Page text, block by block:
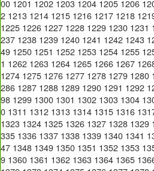
00 1201 1202 1203 1204 1205 1206
2 1213 1214 1215 1216 1217 1218
1225 1226 1227 1228 1229 1230 1231
237 1238 1239 1240 1241 1242 1243
49 1250 1251 1252 1253 1254 1255
1 1262 1263 1264 1265 1266 1267
1274 1275 1276 1277 1278 1279 1280
286 1287 1288 1289 1290 1291 1292
98 1299 1300 1301 1302 1303 1304
0 1311 1312 1313 1314 1315 1316
1323 1324 1325 1326 1327 1328 1329
335 1336 1337 1338 1339 1340 1341
47 1348 1349 1350 1351 1352 1353
9 1360 1361 1362 1363 1364 1365